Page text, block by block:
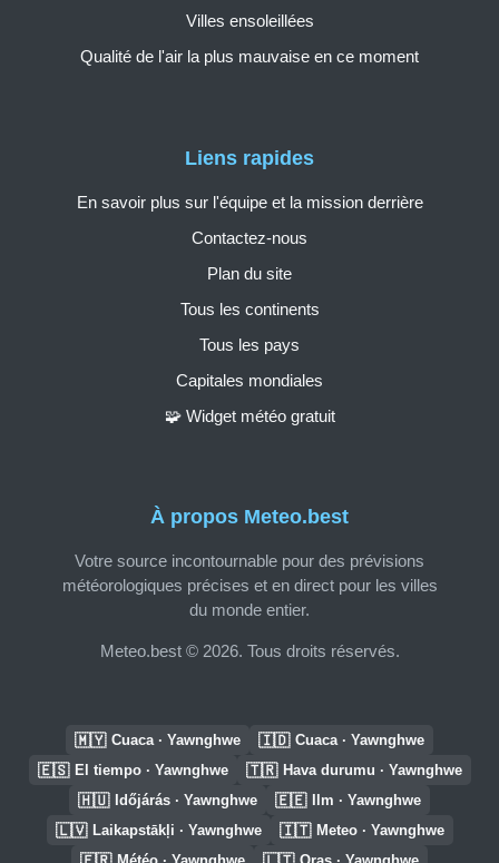
À propos Meteo.best
Votre source incontournable pour des prévisions
météorologiques précises et en direct pour les villes
du monde entier.
Meteo.best © 2026. Tous droits réservés.
Liens rapides
En savoir plus sur l'équipe et la mission derrière
Contactez-nous
Plan du site
Tous les continents
Tous les pays
Capitales mondiales
🧩 Widget météo gratuit
Villes ensoleillées
Qualité de l'air la plus mauvaise en ce moment
🇲🇾 Cuaca · Yawnghwe 🇮🇩 Cuaca · Yawnghwe
🇪🇸 El tiempo · Yawnghwe 🇹🇷 Hava durumu · Yawnghwe
🇭🇺 Időjárás · Yawnghwe 🇪🇪 Ilm · Yawnghwe
🇱🇻 Laikapstākļi · Yawnghwe 🇮🇹 Meteo · Yawnghwe